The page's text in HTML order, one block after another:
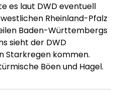
es laut DWD eventuell
Rheinland-Pfalz
Baden-Württembergs
sieht der DWD
Starkregen kommen.
Böen und Hagel.